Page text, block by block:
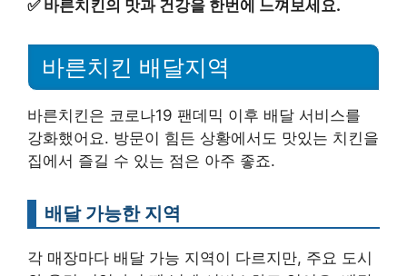
✅ 바른치킨의 맛과 건강을 한번에 느껴보세요.
바른치킨 배달지역
바른치킨은 코로나19 팬데믹 이후 배달 서비스를
강화했어요. 방문이 힘든 상황에서도 맛있는 치킨을
집에서 즐길 수 있는 점은 아주 좋죠.
배달 가능한 지역
각 매장마다 배달 가능 지역이 다르지만, 주요 도시